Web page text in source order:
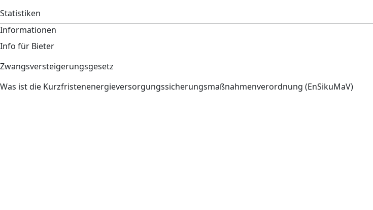
Statistiken
Informationen
Info für Bieter
Zwangsversteigerungsgesetz
Was ist die Kurzfristenenergieversorgungssicherungsmaßnahmenverordnung (EnSikuMaV)